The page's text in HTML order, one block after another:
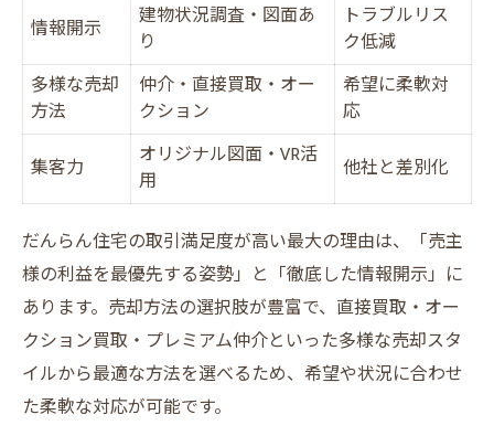
情報開示
建物状況調査・図面あ
り
トラブルリス
ク低減
多様な売却
方法
仲介・直接買取・オー
クション
希望に柔軟対
応
集客力
オリジナル図面・VR活
用
他社と差別化
だんらん住宅の取引満足度が高い最大の理由は、「売主
様の利益を最優先する姿勢」と「徹底した情報開示」に
あります。売却方法の選択肢が豊富で、直接買取・オー
クション買取・プレミアム仲介といった多様な売却スタ
イルから最適な方法を選べるため、希望や状況に合わせ
た柔軟な対応が可能です。